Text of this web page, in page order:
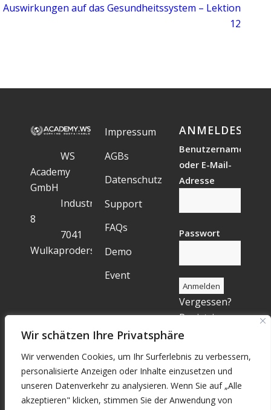
Wir schätzen Ihre Privatsphäre
Wir verwenden Cookies, um Ihr Surferlebnis zu verbessern,
personalisierte Anzeigen oder Inhalte einzusetzen und
unseren Datenverkehr zu analysieren. Wenn Sie auf „Alle
akzeptieren" klicken, stimmen Sie der Anwendung von
Auswirkungen auf das Gesundheitssystem – Lektion
12
WS
Academy
GmbH
Industriegelände
8
7041
Wulkaprodersdorf
Impressum
AGBs
Datenschutz
Support
FAQs
Demo
Event
Benutzername
oder E-Mail-
Adresse
Passwort
Vergessen?
Registrieren